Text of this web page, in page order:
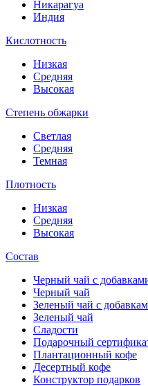
Никарагуа
Индия
Кислотность
Низкая
Средняя
Высокая
Степень обжарки
Светлая
Средняя
Темная
Плотность
Низкая
Средняя
Высокая
Состав
Черный чай с
Черный чай
Зеленый чай с
Зеленый чай
Сладости
Подарочный
Плантационный кофе
Десертный кофе
Конструктор подарков